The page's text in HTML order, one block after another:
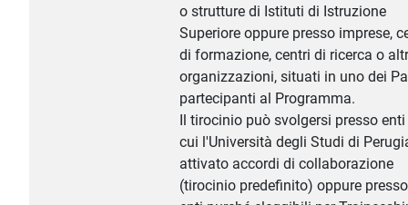
o strutture di Istituti di Istruzione
Superiore oppure presso imprese,
di formazione, centri di ricerca o
organizzazioni, situati in uno dei
partecipanti al Programma.
Il tirocinio può svolgersi presso
cui l'Università degli Studi di
attivato accordi di collaborazione
(tirocinio predefinito) oppure